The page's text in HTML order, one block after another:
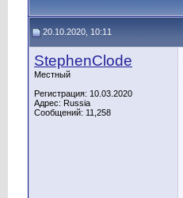
20.10.2020, 10:11
StephenClode
Местный
Регистрация: 10.03.2020
Адрес: Russia
Сообщений: 11,258